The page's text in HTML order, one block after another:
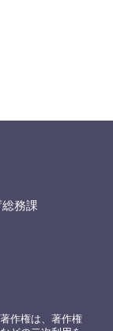
務課
作権は、著作権